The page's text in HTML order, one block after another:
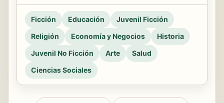
Ficción Educación
Juvenil Ficción
Religión
Economía y Negocios
Historia
Juvenil No Ficción
Arte
Salud
Ciencias Sociales